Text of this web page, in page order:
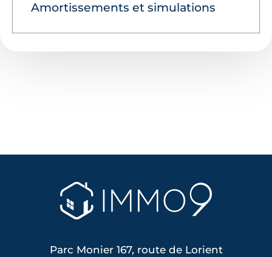
Amortissements et simulations
Parc Monier 167, route de Lorient